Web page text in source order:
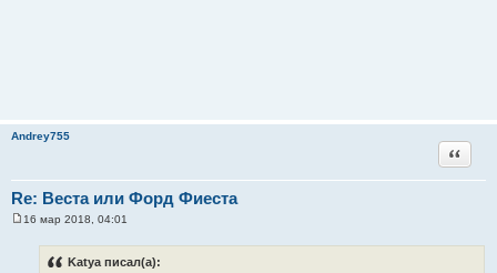
Andrey755
Re: Веста или Форд Фиеста
Цитата
16 мар 2018, 04:01
Katya писал(а):